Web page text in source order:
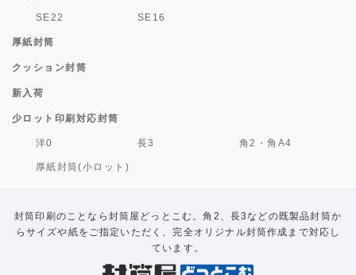
SE22 SE16
厚紙封筒
クッション封筒
新入荷
少ロット印刷対応封筒
洋0 長3 角2・角A4
厚紙封筒(小ロット)
封筒印刷のことなら封筒屋どっとこむ。角2、長3などの既製品封筒か
らサイズや紙をご指定いただく、完全オリジナル封筒作成まで対応し
ています。